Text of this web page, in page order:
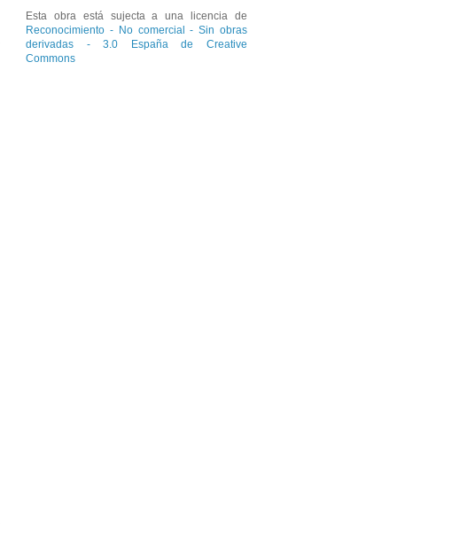
Esta obra está sujecta a una licencia de
Reconocimiento - No comercial - Sin obras
derivadas - 3.0 España de Creative
Commons